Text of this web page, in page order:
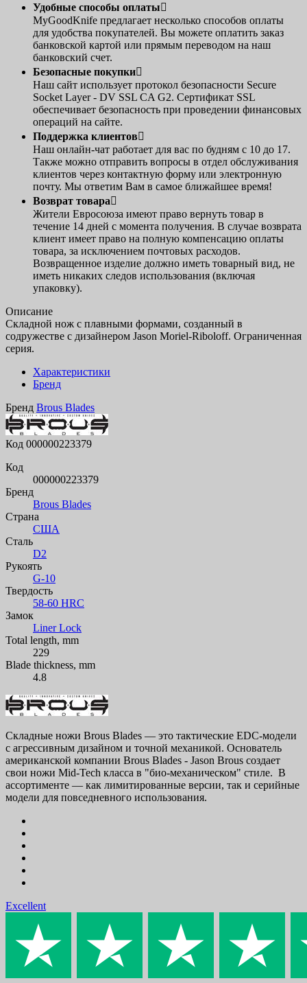
Удобные способы оплаты
MyGoodKnife предлагает несколько способов оплаты
для удобства покупателей. Вы можете оплатить заказ
банковской картой или прямым переводом на наш
банковский счет.
Безопасные покупки
Наш сайт использует протокол безопасности Secure
Socket Layer - DV SSL CA G2. Сертификат SSL
обеспечивает безопасность при проведении финансовых
операций на сайте.
Поддержка клиентов
Наш онлайн-чат работает для вас по будням с 10 до 17.
Также можно отправить вопросы в отдел обслуживания
клиентов через контактную форму или электронную
почту. Мы ответим Вам в самое ближайшее время!
Возврат товара
Жители Евросоюза имеют право вернуть товар в
течение 14 дней с момента получения. В случае возврата
клиент имеет право на полную компенсацию оплаты
товара, за исключением почтовых расходов.
Возвращенное изделие должно иметь товарный вид, не
иметь никаких следов использования (включая
упаковку).
Описание
Складной нож с плавными формами, созданный в
содружестве с дизайнером Jason Moriel-Riboloff. Ограниченная
серия.
Характеристики
Бренд
Бренд Brous Blades
Код 000000223379
Код
000000223379
Бренд
Brous Blades
Страна
США
Сталь
D2
Рукоять
G-10
Твердость
58-60 HRC
Замок
Liner Lock
Total length, mm
229
Blade thickness, mm
4.8
Складные ножи Brous Blades — это тактические EDC-модели
с агрессивным дизайном и точной механикой. Основатель
американской компании Brous Blades - Jason Brous создает
свои ножи Mid-Tech класса в "био-механическом" стиле. В
ассортименте — как лимитированные версии, так и серийные
модели для повседневного использования.
Excellent